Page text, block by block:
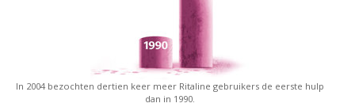
In 2004 bezochten dertien keer meer Ritaline gebruikers de eerste hulp
dan in 1990.